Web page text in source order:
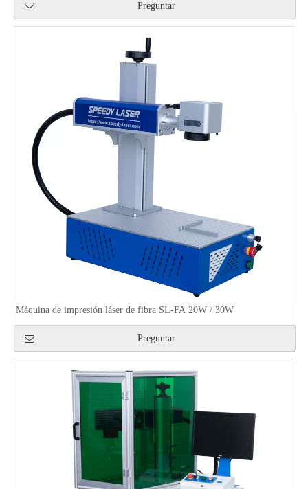
Preguntar
Máquina de impresión láser de fibra SL-FA 20W / 30W
Preguntar